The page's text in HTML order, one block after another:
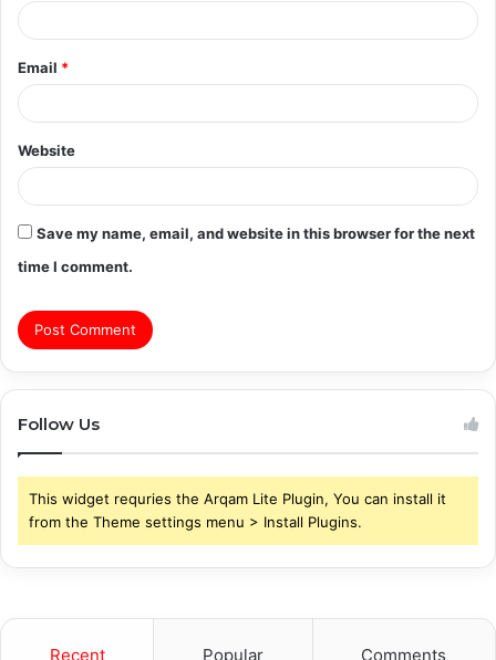
Email *
Website
Save my name, email, and website in this browser for the next
time I comment.
Follow Us
This widget requries the Arqam Lite Plugin, You can install it
from the Theme settings menu > Install Plugins.
Recent Popular Comments